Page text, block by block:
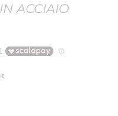
ACCIAIO